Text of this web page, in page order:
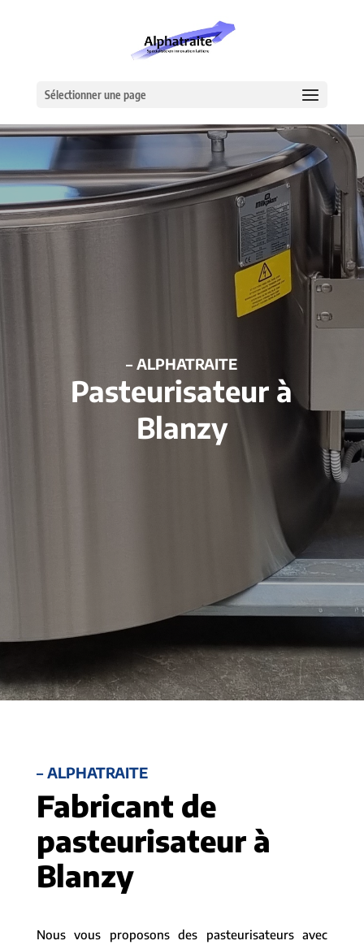
Sélectionner une page
– ALPHATRAITE
Pasteurisateur à
Blanzy
– ALPHATRAITE
Fabricant de
pasteurisateur à
Blanzy
Nous vous proposons des pasteurisateurs avec